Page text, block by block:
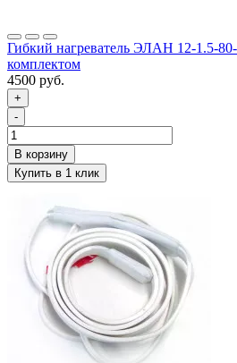
Гибкий нагреватель ЭЛАН 12-1.5-
комплектом
4500 руб.
+
-